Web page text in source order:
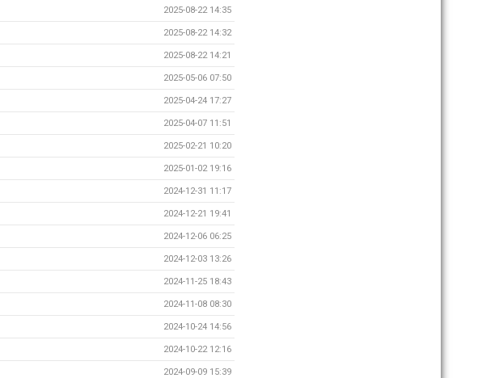
2025-08-22 14:35
2025-08-22 14:32
2025-08-22 14:21
2025-05-06 07:50
2025-04-24 17:27
2025-04-07 11:51
2025-02-21 10:20
2025-01-02 19:16
2024-12-31 11:17
2024-12-21 19:41
2024-12-06 06:25
2024-12-03 13:26
2024-11-25 18:43
2024-11-08 08:30
2024-10-24 14:56
2024-10-22 12:16
2024-09-09 15:39